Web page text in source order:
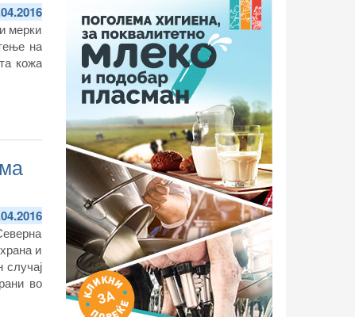
мерки
на
кожа
и
во